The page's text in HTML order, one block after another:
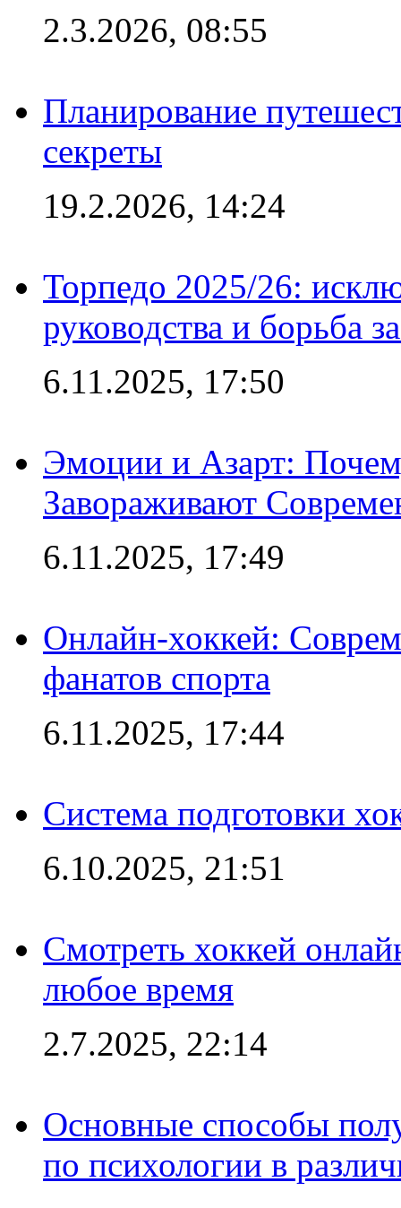
2.3.2026, 08:55
Планирование
секреты
19.2.2026, 14:24
Торпедо 2025/26:
руководства и борьба
6.11.2025, 17:50
Эмоции и Азарт:
Завораживают
6.11.2025, 17:49
Онлайн-хоккей:
фанатов спорта
6.11.2025, 17:44
Система подготовки
6.10.2025, 21:51
Смотреть хоккей
любое время
2.7.2025, 22:14
Основные способы
по психологии в